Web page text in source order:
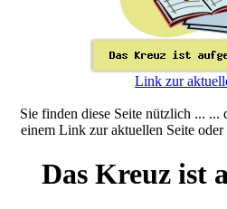
Link zur
Sie finden diese Seite nützlich ... ...
einem Link zur aktuellen Seite
Das Kreuz ist